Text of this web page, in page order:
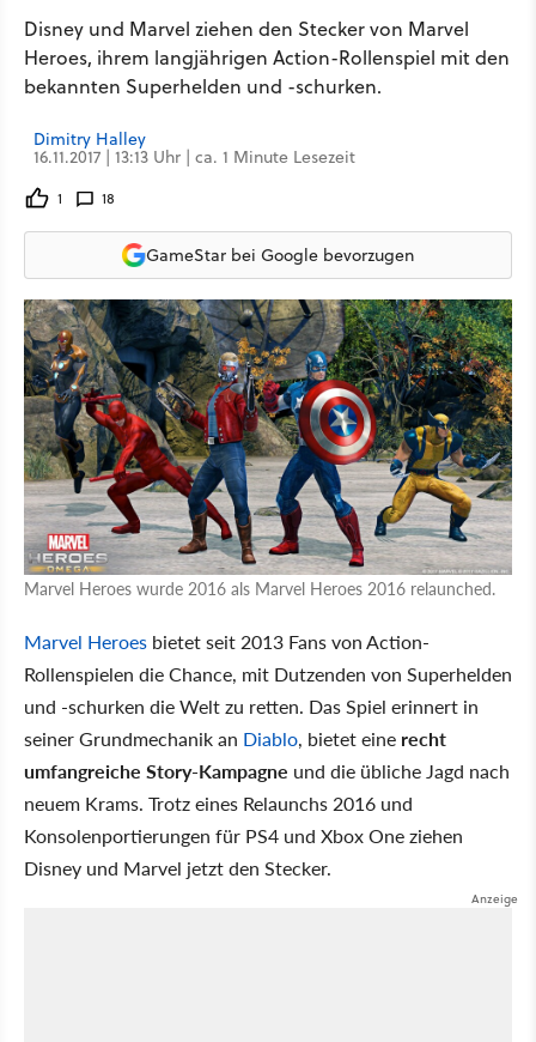
Disney und Marvel ziehen den Stecker von Marvel
Heroes, ihrem langjährigen Action-Rollenspiel mit den
bekannten Superhelden und -schurken.
Dimitry Halley
16.11.2017 | 13:13 Uhr | ca. 1 Minute Lesezeit
1 18
GameStar bei Google bevorzugen
Marvel Heroes wurde 2016 als Marvel Heroes 2016 relaunched.
Marvel Heroes bietet seit 2013 Fans von Action-
Rollenspielen die Chance, mit Dutzenden von Superhelden
und -schurken die Welt zu retten. Das Spiel erinnert in
seiner Grundmechanik an Diablo, bietet eine recht
umfangreiche Story-Kampagne und die übliche Jagd nach
neuem Krams. Trotz eines Relaunchs 2016 und
Konsolenportierungen für PS4 und Xbox One ziehen
Disney und Marvel jetzt den Stecker.